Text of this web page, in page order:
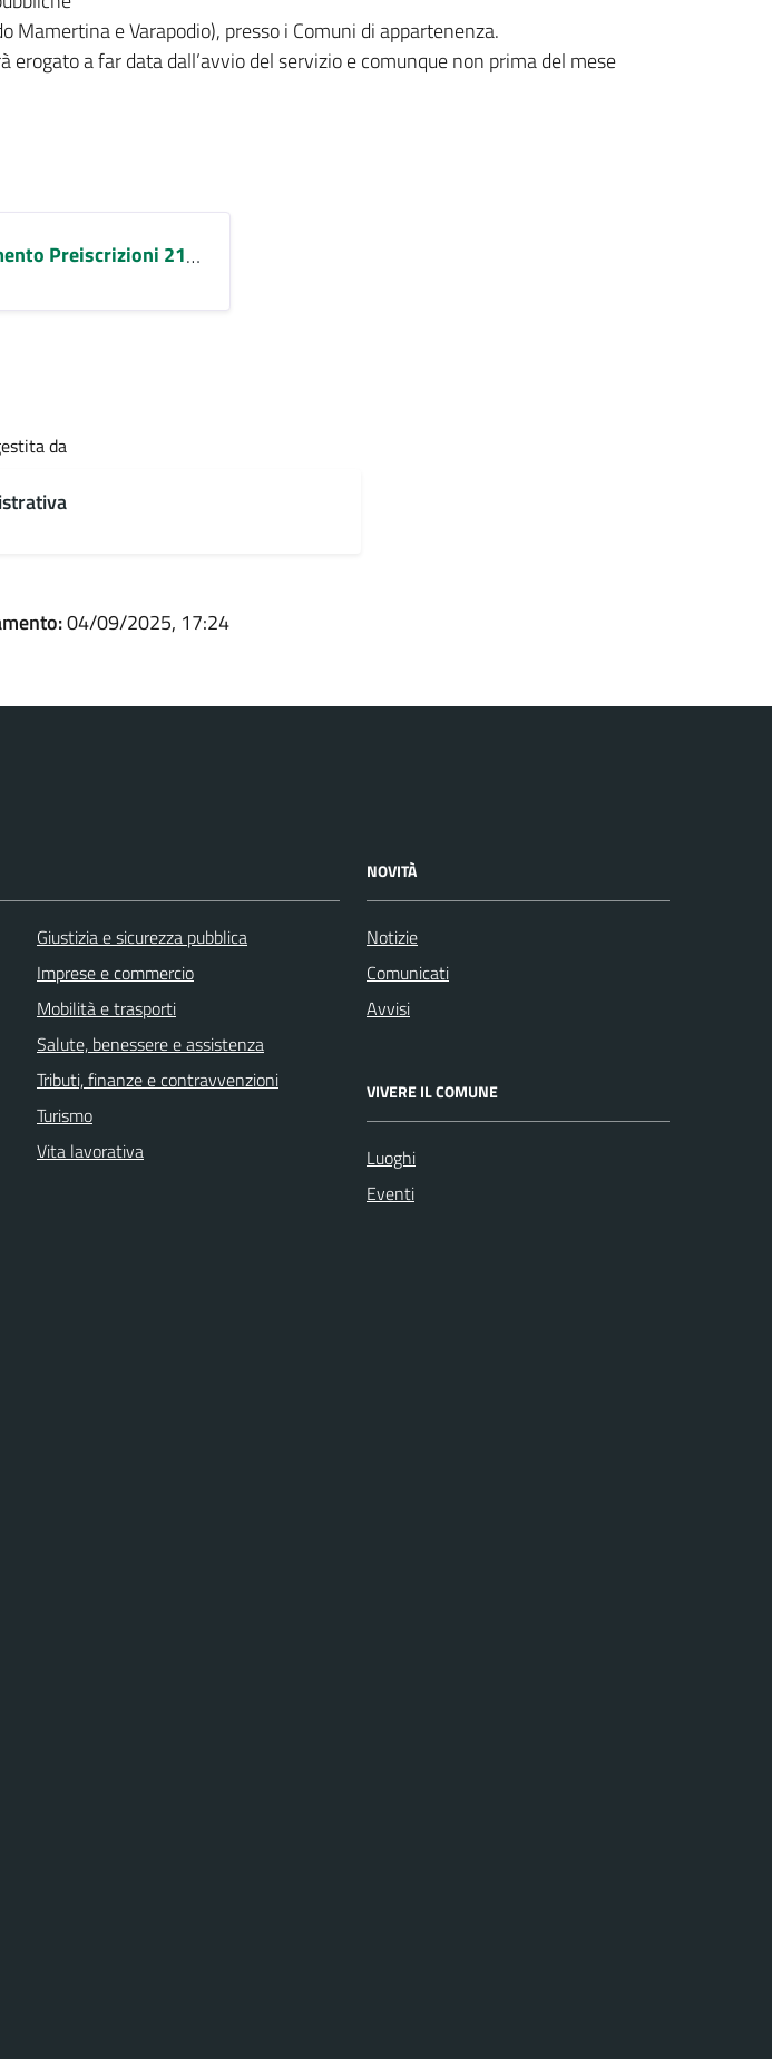
Mamertina e Varapodio), presso i Comuni di appartenenza.
erogato a far data dall’avvio del servizio e comunque non prima del mese
Preiscrizioni 21092025-1
da
04/09/2025, 17:24
Giustizia e sicurezza pubblica
Imprese e commercio
Mobilità e trasporti
Salute, benessere e assistenza
Tributi, finanze e contravvenzioni
Turismo
Vita lavorativa
NOVITÀ
Notizie
Comunicati
Avvisi
VIVERE IL COMUNE
Luoghi
Eventi